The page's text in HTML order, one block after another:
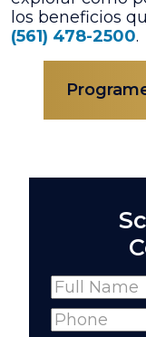
los beneficios
(561) 478-2500.
Name
Full
Name
Phone